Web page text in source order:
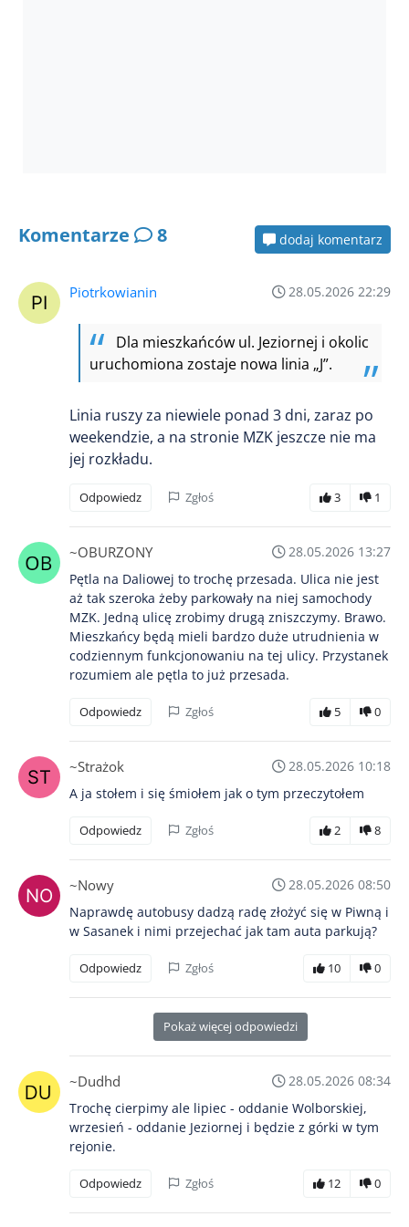
Komentarze 8 dodaj komentarz
Piotrkowianin 28.05.2026 22:29
Dla mieszkańców ul. Jeziornej i okolic
uruchomiona zostaje nowa linia „J”.
Linia ruszy za niewiele ponad 3 dni, zaraz po
weekendzie, a na stronie MZK jeszcze nie ma
jej rozkładu.
Odpowiedz Zgłoś 3 1
~OBURZONY
28.05.2026 13:27
Pętla na Daliowej to trochę przesada. Ulica nie jest
aż tak szeroka żeby parkowały na niej samochody
MZK. Jedną ulicę zrobimy drugą zniszczymy. Brawo.
Mieszkańcy będą mieli bardzo duże utrudnienia w
codziennym funkcjonowaniu na tej ulicy. Przystanek
rozumiem ale pętla to już przesada.
Odpowiedz Zgłoś 5 0
~Strażok
28.05.2026 10:18
A ja stołem i się śmiołem jak o tym przeczytołem
Odpowiedz Zgłoś 2 8
~Nowy
28.05.2026 08:50
Naprawdę autobusy dadzą radę złożyć się w Piwną i
w Sasanek i nimi przejechać jak tam auta parkują?
Odpowiedz Zgłoś 10 0
Pokaż więcej odpowiedzi
~Dudhd
28.05.2026 08:34
Trochę cierpimy ale lipiec - oddanie Wolborskiej,
wrzesień - oddanie Jeziornej i będzie z górki w tym
rejonie.
Odpowiedz Zgłoś 12 0